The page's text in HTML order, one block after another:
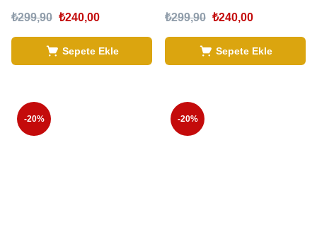
₺299,90 ₺240,00
Sepete Ekle
5.00
₺299,90 ₺240,00
Sepete Ekle
-20% -20%